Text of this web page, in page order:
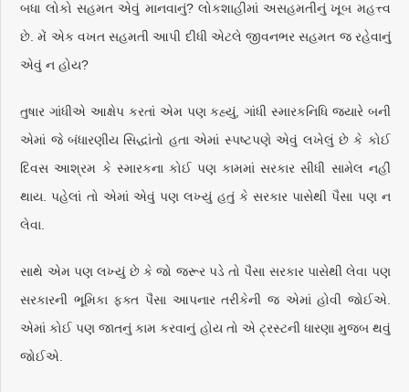
બધા લોકો સહમત એવું માનવાનું? લોકશાહીમાં અસહમતીનું ખૂબ મહત્ત્વ
છે. મેં એક વખત સહમતી આપી દીધી એટલે જીવનભર સહમત જ રહેવાનું
એવું ન હોય?
તુષાર ગાંધીએ આક્ષેપ કરતાં એમ પણ કહ્યું, ગાંધી સ્મારકનિધિ જ્યારે બની
એમાં જે બંધારણીય સિદ્ધાંતો હતા એમાં સ્પષ્ટપણે એવું લખેલું છે કે કોઈ
દિવસ આશ્રમ કે સ્મારકના કોઈ પણ કામમાં સરકાર સીધી સામેલ નહીં
થાય. પહેલાં તો એમાં એવું પણ લખ્યું હતું કે સરકાર પાસેથી પૈસા પણ ન
લેવા.
સાથે એમ પણ લખ્યું છે કે જો જરૂર પડે તો પૈસા સરકાર પાસેથી લેવા પણ
સરકારની ભૂમિકા ફક્ત પૈસા આપનાર તરીકેની જ એમાં હોવી જોઈએ.
એમાં કોઈ પણ જાતનું કામ કરવાનું હોય તો એ ટ્રસ્ટની ધારણા મુજબ થવું
જોઈએ.